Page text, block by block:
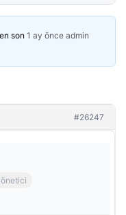
son 1 ay önce admin
#26247